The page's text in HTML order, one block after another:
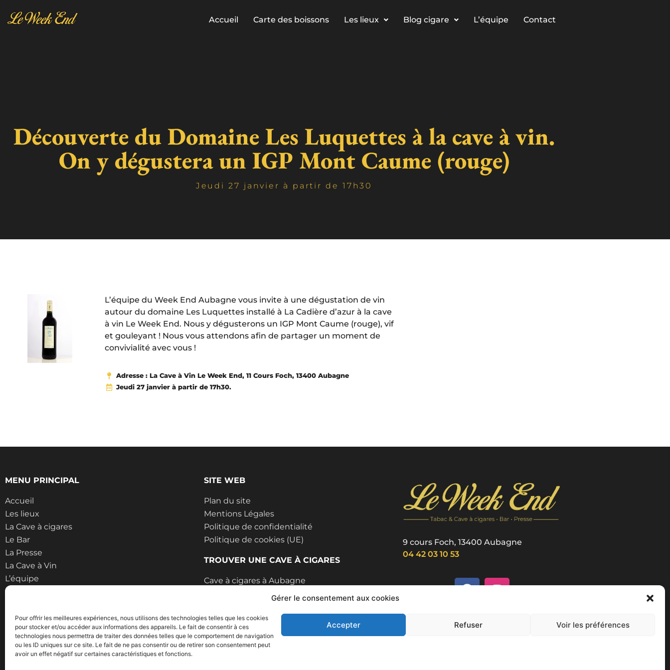
Gérer le consentement aux cookies
Pour offrir les meilleures expériences, nous utilisons des technologies telles que les cookies
pour stocker et/ou accéder aux informations des appareils. Le fait de consentir à ces
technologies nous permettra de traiter des données telles que le comportement de navigation
ou les ID uniques sur ce site. Le fait de ne pas consentir ou de retirer son consentement peut
avoir un effet négatif sur certaines caractéristiques et fonctions.
Accepter Refuser Voir les préférences
Accueil Carte des boissons Les lieux Blog cigare L’équipe Contact
Découverte du Domaine Les Luquettes à la cave à vin.
On y dégustera un IGP Mont Caume (rouge)
Jeudi 27 janvier à partir de 17h30
L’équipe du Week End Aubagne vous invite à une dégustation de vin
autour du domaine Les Luquettes installé à La Cadière d’azur à la cave
à vin Le Week End. Nous y dégusterons un IGP Mont Caume (rouge), vif
et gouleyant ! Nous vous attendons afin de partager un moment de
convivialité avec vous !
Adresse : La Cave à Vin Le Week End, 11 Cours Foch, 13400 Aubagne
Jeudi 27 janvier à partir de 17h30.
MENU PRINCIPAL
Accueil
Les lieux
La Cave à cigares
Le Bar
La Presse
La Cave à Vin
L’équipe
Contact
SITE WEB
Plan du site
Mentions Légales
Politique de confidentialité
Politique de cookies (UE)
TROUVER UNE CAVE À CIGARES
Cave à cigares à Aubagne
Cave à cigares à Aix-en-Provence
9 cours Foch, 13400 Aubagne
04 42 03 10 53
Copyright © 2026 Le Week End | Réalisé avec